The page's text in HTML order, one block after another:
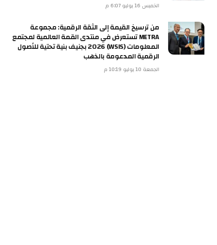
الخميس 16 يوليو 6:07 م
من ترسيخ القيمة إلى الثقة الرقمية: مجموعة
METRA تستعرض في منتدى القمة العالمية لمجتمع
المعلومات (WSIS) 2026 بجنيف بنية تحتية للأصول
الرقمية المدعومة بالذهب
الجمعة 10 يوليو 10:19 م